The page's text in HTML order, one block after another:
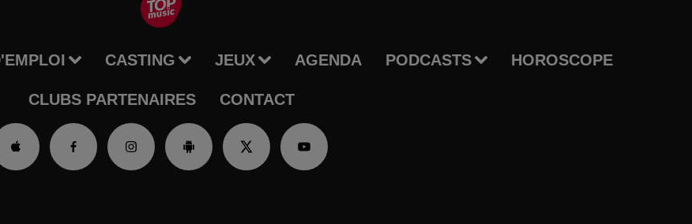
CASTING JEUX AGENDA PODCASTS HOROSCOPE
CLUBS PARTENAIRES CONTACT